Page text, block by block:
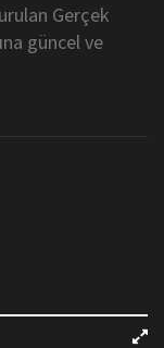
Gerçek
güncel ve